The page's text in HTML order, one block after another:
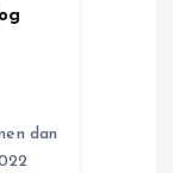
dan